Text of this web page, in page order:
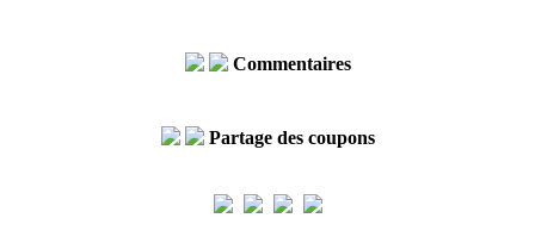
Commentaires
Partage des coupons